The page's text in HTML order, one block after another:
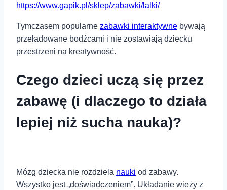
https://www.gapik.pl/sklep/zabawki/lalki/
Tymczasem popularne zabawki interaktywne bywają
przeładowane bodźcami i nie zostawiają dziecku
przestrzeni na kreatywność.
Czego dzieci uczą się przez
zabawę (i dlaczego to działa
lepiej niż sucha nauka)?
Mózg dziecka nie rozdziela nauki od zabawy.
Wszystko jest „doświadczeniem”. Układanie wieży z